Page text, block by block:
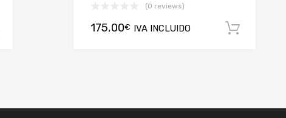
Seleccionar opciones
(0 reviews)
175,00€ IVA INCLUIDO